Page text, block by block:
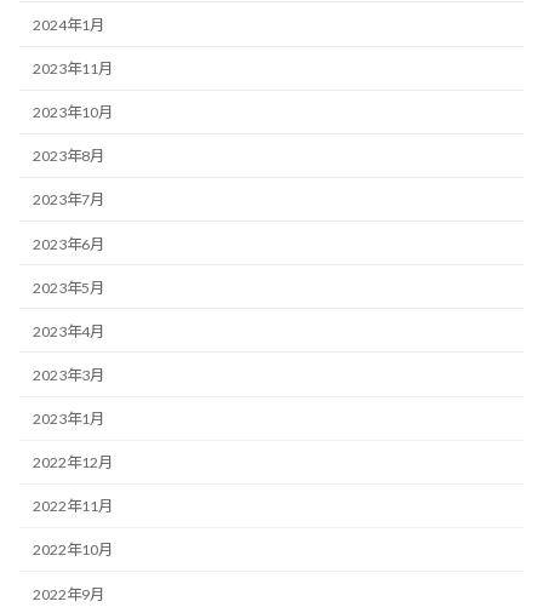
2024年1月
2023年11月
2023年10月
2023年8月
2023年7月
2023年6月
2023年5月
2023年4月
2023年3月
2023年1月
2022年12月
2022年11月
2022年10月
2022年9月